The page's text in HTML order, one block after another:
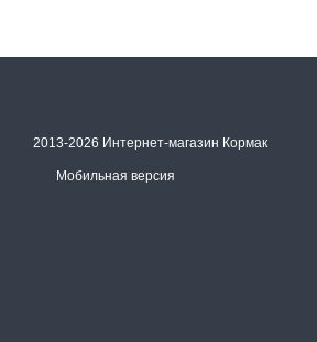
2013-2026 Интернет-магазин Кормак
Мобильная версия